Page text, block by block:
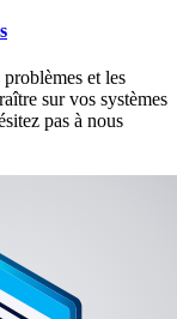
et les
sur vos systèmes
pas à nous